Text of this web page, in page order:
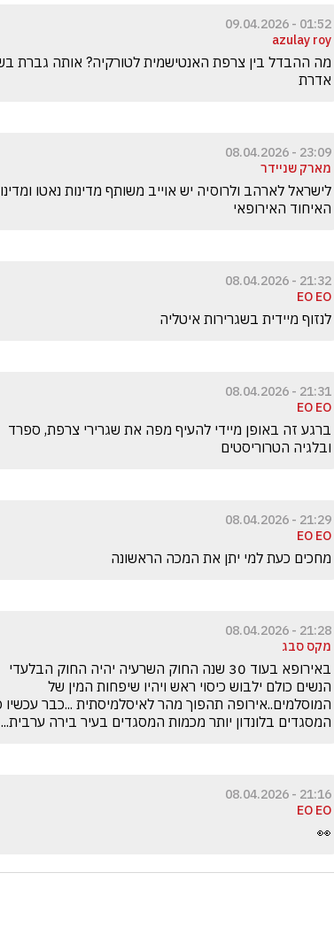
01:52 - 09.04.2026
azulay roy
אדרת
23:09 - 08.04.2026
מארק שניידר
האיחוד האירופאי
21:32 - 08.04.2026
EO EO
לנזוף מיידית בשגרירות איטליה
21:31 - 08.04.2026
EO EO
ובלגיה הטרוריסטים
21:29 - 08.04.2026
EO EO
מחכים כעת למי יתן את המכה הראשונה
21:28 - 08.04.2026
מקס סבג
המסגדים בלונדון יותר מכמות המסגדים בעיר בירה ערבית...
21:16 - 08.04.2026
EO EO
👀